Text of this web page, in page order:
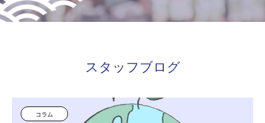
スタッフブログ
コラム